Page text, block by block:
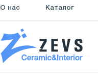
О нас Каталог